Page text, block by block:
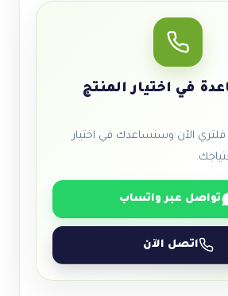
في اختيار المنتج
الآن وسنساعدك في اختيار
تواصل عبر واتساب
اتصل الآن